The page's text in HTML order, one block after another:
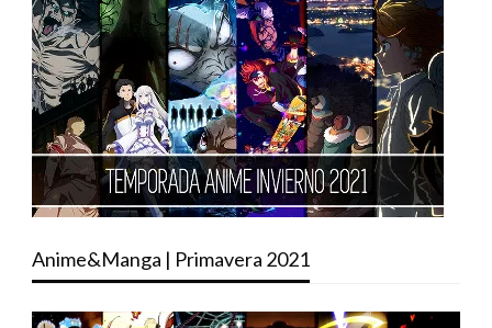
Anime&Manga | Primavera 2021